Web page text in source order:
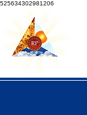
525634302981206